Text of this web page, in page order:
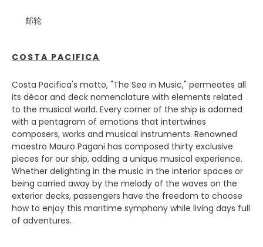
邮轮
COSTA PACIFICA
Costa Pacifica's motto, "The Sea in Music," permeates all
its décor and deck nomenclature with elements related
to the musical world. Every corner of the ship is adorned
with a pentagram of emotions that intertwines
composers, works and musical instruments. Renowned
maestro Mauro Pagani has composed thirty exclusive
pieces for our ship, adding a unique musical experience.
Whether delighting in the music in the interior spaces or
being carried away by the melody of the waves on the
exterior decks, passengers have the freedom to choose
how to enjoy this maritime symphony while living days full
of adventures.
圣像。岛上干燥贫瘠，但有一些美丽的沙滩，其中最着名的两个是
过去，从一组神话到另一组神话。